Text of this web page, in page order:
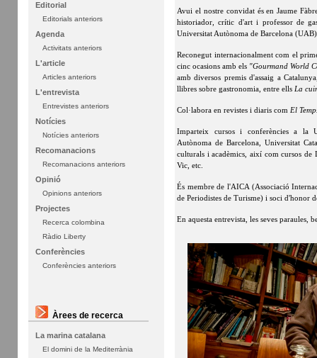
Editorial
Editorials anteriors
Agenda
Activitats anteriors
L'article
Articles anteriors
L'entrevista
Entrevistes anteriors
Notícies
Notícies anteriors
Recomanacions
Recomanacions anteriors
Opinió
Opinions anteriors
Projectes
Recerca colombina
Ràdio Liberty
Conferències
Conferències anteriors
Àrees de recerca
La marina catalana
El domini de la Mediterrània
Avui el nostre convidat és en Jaume
historiador, crític d'art i professor de
Universitat Autònoma de Barcelona
Reconegut internacionalment com el
cinc ocasions amb els "Gourmand World
amb diversos premis d'assaig a
llibres sobre gastronomia, entre ells La
Col·labora en revistes i diaris com El
Imparteix cursos i conferències a la
Autònoma de Barcelona, Universitat
culturals i acadèmics, així com cursos
Vic, etc.
És membre de l'AICA (Associació
de Periodistes de Turisme) i soci d'honor
En aquesta entrevista, les seves